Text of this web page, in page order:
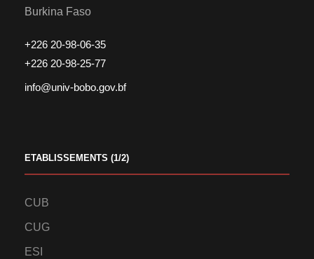
Burkina Faso
+226 20-98-06-35
+226 20-98-25-77
info@univ-bobo.gov.bf
ETABLISSEMENTS (1/2)
CUB
CUG
ESI